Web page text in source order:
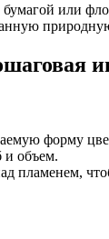
или
форму
и объем.
пламенем,